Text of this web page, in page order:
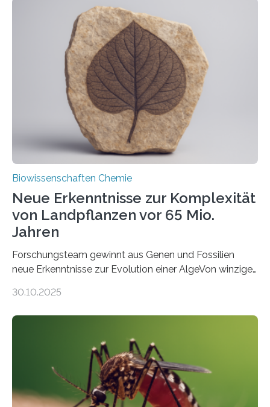
der Ruhr-Universität Bochum um Prof. Dr. Ralf Erdmann
und Dr. Ismaila Francis Yusuf hat nun einen bislang
unbekannten Qualitätskontrollmechanismus des
peroxisomalen Proteintransports in der Bäckerhefe
Saccharomyces cerevisiae entdeckt, der für die
Funktionsfähigkeit der Organellen entscheidend ist. Die
Studie wurde am 28. Oktober 2025 in der
Fachzeitschrift…
Biowissenschaften Chemie
Neue Erkenntnisse zur Komplexität
von Landpflanzen vor 65 Mio.
Jahren
Forschungsteam gewinnt aus Genen und Fossilien
neue Erkenntnisse zur Evolution einer AlgeVon winzigen
Landpflanzen zählen zu den komplexesten
Grünalgen, die vor Hunderten von Millionen Jahren
lebten. Unter den Vorfahren sticht eine Gruppe heraus,
die noch heute in der Natur vorkommt: die
Süßwasseralge Coleochaetophyceae. Einige Arten
dieser Gruppe bilden aus Zellfäden dichte Geflechte
30.10.2025